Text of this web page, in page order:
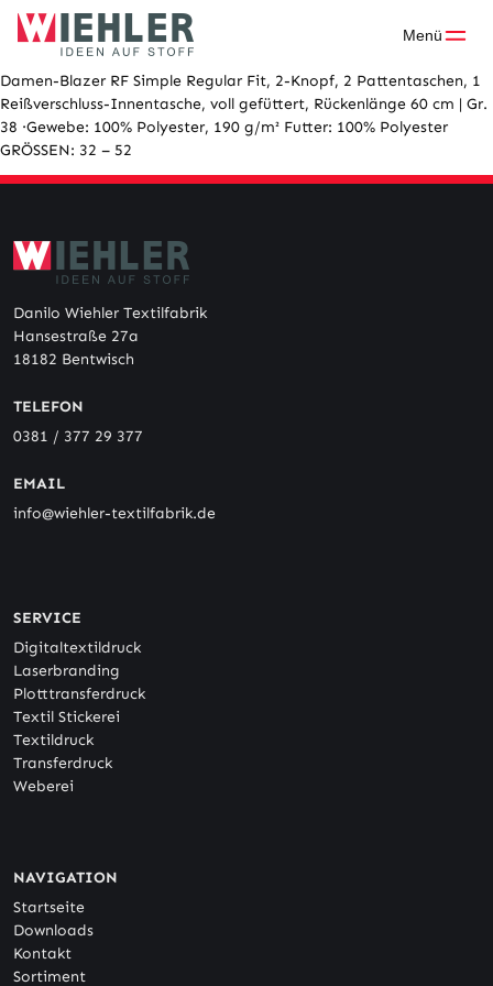
Skip
Menü
Damen-Blazer RF Simple Regular Fit, 2-Knopf, 2 Pattentaschen, 1
Reißverschluss-Innentasche, voll gefüttert, Rückenlänge 60 cm | Gr.
38 ·Gewebe: 100% Polyester, 190 g/m² Futter: 100% Polyester
GRÖSSEN: 32 – 52
Danilo Wiehler Textilfabrik
Hansestraße 27a
18182 Bentwisch
TELEFON
0381 / 377 29 377
EMAIL
info@wiehler-textilfabrik.de
SERVICE
Digitaltextildruck
Laserbranding
Plotttransferdruck
Textil Stickerei
Textildruck
Transferdruck
Weberei
NAVIGATION
Startseite
Downloads
Kontakt
Sortiment